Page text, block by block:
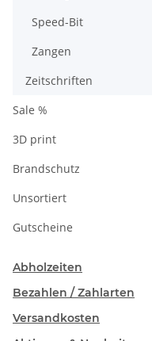
Speed-Bit
Zangen
Zeitschriften
Sale %
3D print
Brandschutz
Unsortiert
Gutscheine
Abholzeiten
Bezahlen / Zahlarten
Versandkosten